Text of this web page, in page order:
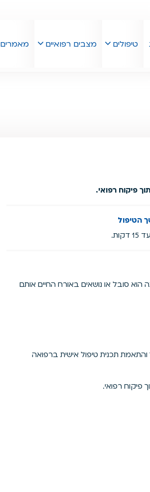
טיפולים מצבים רפואיים מאמרים
פיקוח רפואי.
הטיפול
עד 15 דקות.
סובל או נושאים באורח החיים אותם
תכנית טיפול אישית ברפואה
פיקוח רפואי.